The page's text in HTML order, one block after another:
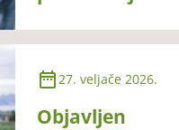
biljne genetske
resurse
potporu za
“58.1.k.01. –
PROMOWINE –
27. veljače 2026.
Objavljen